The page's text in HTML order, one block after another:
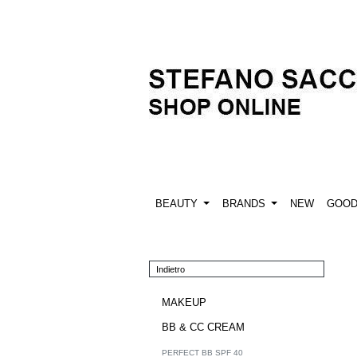
BEAUTY BRANDS NEW
Indietro
MAKEUP
BB & CC CREAM
PERFECT BB SPF 40